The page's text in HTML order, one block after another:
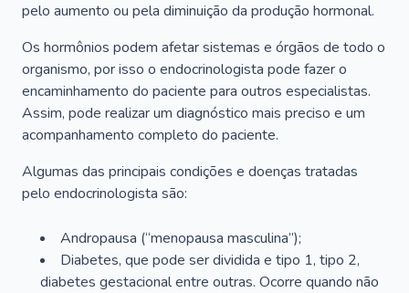
pelo aumento ou pela diminuição da produção hormonal.
Os hormônios podem afetar sistemas e órgãos de todo o
organismo, por isso o endocrinologista pode fazer o
encaminhamento do paciente para outros especialistas.
Assim, pode realizar um diagnóstico mais preciso e um
acompanhamento completo do paciente.
Algumas das principais condições e doenças tratadas
pelo endocrinologista são:
Andropausa (“menopausa masculina”);
Diabetes, que pode ser dividida e tipo 1, tipo 2,
diabetes gestacional entre outras. Ocorre quando não